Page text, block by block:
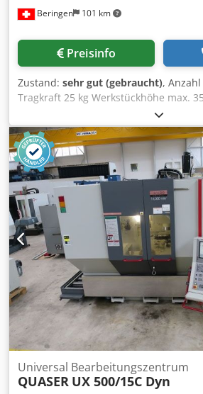
Beringen 101 km
Preisinfo
Zustand: sehr gut (gebraucht),
Tragkraft 25 kg Werkstückhöhe max.
Werkstückdurchmesser max. 230 mm
MARCELS MASCHINEN AG Chsdpeilp
Universal Bearbeitungszentrum
QUASER UX 500/15C Dyn